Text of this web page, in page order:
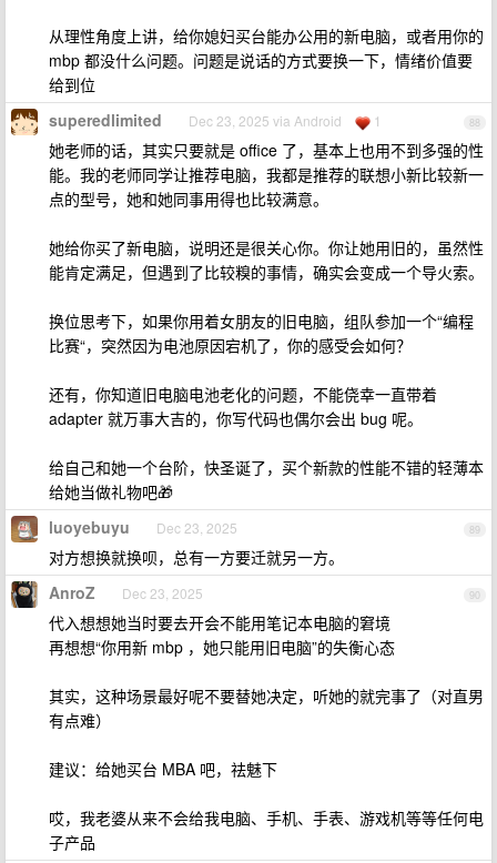
从理性角度上讲，给你媳妇买台能办公用的新电脑，或者用你的
mbp 都没什么问题。问题是说话的方式要换一下，情绪价值要
给到位
88
superedlimited Dec 23, 2025 via Android 1
她老师的话，其实只要就是 office 了，基本上也用不到多强的性
能。我的老师同学让推荐电脑，我都是推荐的联想小新比较新一
点的型号，她和她同事用得也比较满意。
她给你买了新电脑，说明还是很关心你。你让她用旧的，虽然性
能肯定满足，但遇到了比较糗的事情，确实会变成一个导火索。
换位思考下，如果你用着女朋友的旧电脑，组队参加一个“编程
比赛“，突然因为电池原因宕机了，你的感受会如何？
还有，你知道旧电脑电池老化的问题，不能侥幸一直带着
adapter 就万事大吉的，你写代码也偶尔会出 bug 呢。
给自己和她一个台阶，快圣诞了，买个新款的性能不错的轻薄本
给她当做礼物吧🎁
89
luoyebuyu Dec 23, 2025
对方想换就换呗，总有一方要迁就另一方。
90
AnroZ Dec 23, 2025
代入想想她当时要去开会不能用笔记本电脑的窘境
再想想“你用新 mbp ，她只能用旧电脑”的失衡心态
其实，这种场景最好呢不要替她决定，听她的就完事了（对直男
有点难）
建议：给她买台 MBA 吧，祛魅下
哎，我老婆从来不会给我电脑、手机、手表、游戏机等等任何电
子产品